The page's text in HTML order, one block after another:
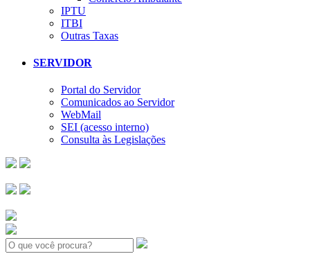
IPTU
ITBI
Outras Taxas
SERVIDOR
Portal do Servidor
Comunicados ao Servidor
WebMail
SEI (acesso interno)
Consulta às Legislações
Search: